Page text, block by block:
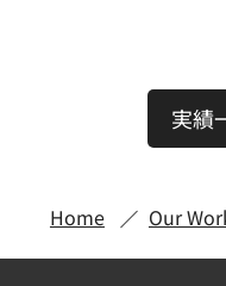
実績
Home Our